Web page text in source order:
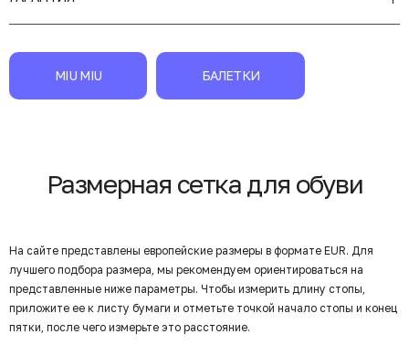
MIU MIU БАЛЕТКИ
Размерная сетка для обуви
На сайте представлены европейские размеры в формате EUR. Для
лучшего подбора размера, мы рекомендуем ориентироваться на
представленные ниже параметры. Чтобы измерить длину стопы,
приложите ее к листу бумаги и отметьте точкой начало стопы и конец
пятки, после чего измерьте это расстояние.